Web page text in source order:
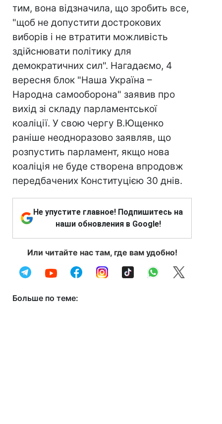
тим, вона відзначила, що зробить все,
"щоб не допустити дострокових
виборів і не втратити можливість
здійснювати політику для
демократичних сил". Нагадаємо, 4
вересня блок "Наша Україна –
Народна самооборона" заявив про
вихід зі складу парламентської
коаліції. У свою чергу В.Ющенко
раніше неодноразово заявляв, що
розпустить парламент, якщо нова
коаліція не буде створена впродовж
передбачених Конституцією 30 днів.
Не упустите главное! Подпишитесь на
наши обновления в Google!
Или читайте нас там, где вам удобно!
Больше по теме: